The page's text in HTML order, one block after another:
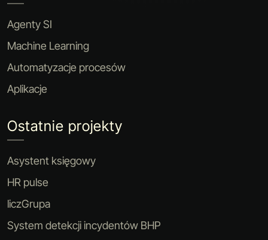
Agenty SI
Machine Learning
Automatyzacje procesów
Aplikacje
Ostatnie projekty
Asystent księgowy
HR pulse
liczGrupa
System detekcji incydentów BHP